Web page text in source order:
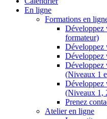
En ligne
Formations en
Développez
formateur)
Développez
Développez
Développez
(Niveaux 1
Développez
(Niveaux 1,
Prenez
Atelier en ligne